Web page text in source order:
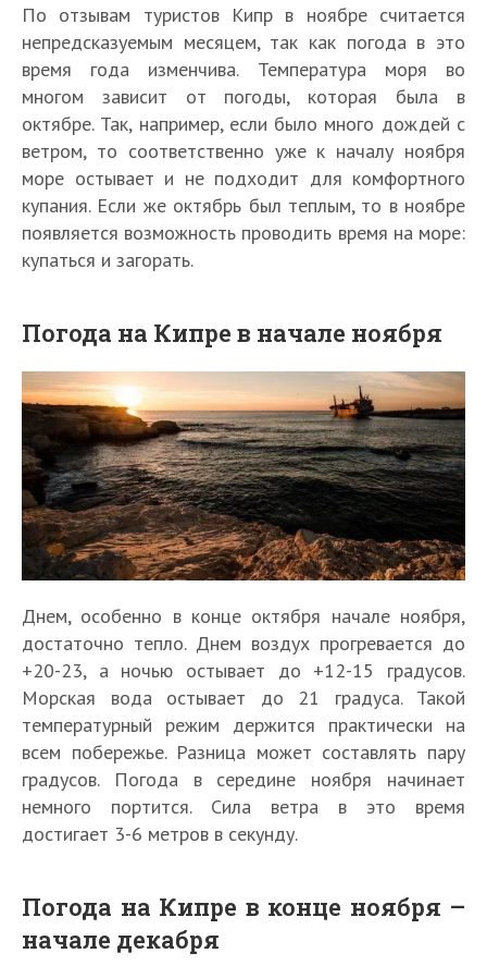
По отзывам туристов Кипр в ноябре считается
непредсказуемым месяцем, так как погода в это
время года изменчива. Температура моря во
многом зависит от погоды, которая была в
октябре. Так, например, если было много дождей с
ветром, то соответственно уже к началу ноября
море остывает и не подходит для комфортного
купания. Если же октябрь был теплым, то в ноябре
появляется возможность проводить время на море:
купаться и загорать.
Погода на Кипре в начале ноября
Днем, особенно в конце октября начале ноября,
достаточно тепло. Днем воздух прогревается до
+20-23, а ночью остывает до +12-15 градусов.
Морская вода остывает до 21 градуса. Такой
температурный режим держится практически на
всем побережье. Разница может составлять пару
градусов. Погода в середине ноября начинает
немного портится. Сила ветра в это время
достигает 3-6 метров в секунду.
Погода на Кипре в конце ноября –
начале декабря